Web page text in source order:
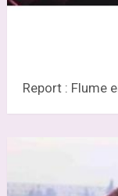
Report : Flume